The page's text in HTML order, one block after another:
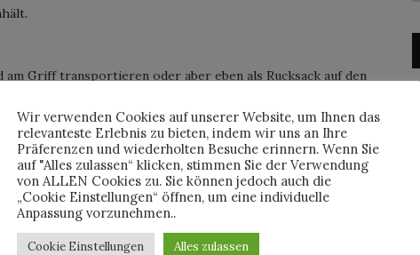
am Griff transportieren oder aber eben als Rucksack auf den
Fall, also wähle ich die Rucksack Version. Erst einmal
jünger) und man hat beide Hände frei. Die Tragegurte sind
Ein wenig mehr Polsterung hätte gutgetan, gerade wenn
Gepäck ist das nämlich schon einiges wert. Außerdem
packt. Einfach so reingreifen und etwas rausholen
auch das Fach zwischen außen und innen ist
der Rucksack die eindeutig komfortablere Art zu reisen.
Wir verwenden Cookies auf unserer Website, um Ihnen das
relevanteste Erlebnis zu bieten, indem wir uns an Ihre
Präferenzen und wiederholten Besuche erinnern. Wenn Sie
auf "Alles zulassen“ klicken, stimmen Sie der Verwendung
von ALLEN Cookies zu. Sie können jedoch auch die
„Cookie Einstellungen“ öffnen, um eine individuelle
Anpassung vorzunehmen..
Cookie Einstellungen Alles zulassen